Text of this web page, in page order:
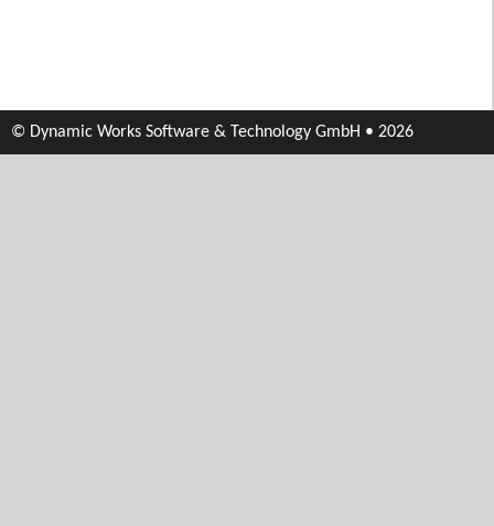
© Dynamic Works Software & Technology GmbH • 2026